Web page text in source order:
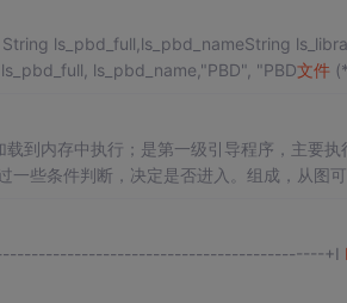
文本输入框：用户输入正则表达式的地方。
String ls_pbd_full,ls_pbd_nameString
ls_pbd_name,"PBD", "PBD文件(*.
到内存中执行；是第一级引导程序，主要执
些条件判断，决定是否进入。组成，从图
+I